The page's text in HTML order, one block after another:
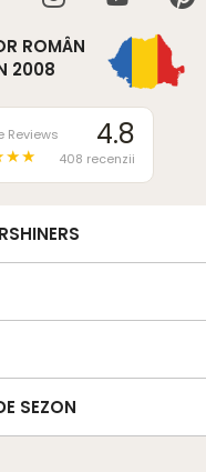
ROMÂN
2008
Reviews 4.8
408 recenzii
SEZON